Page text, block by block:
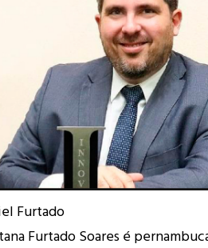
Furtado
Furtado Soares é